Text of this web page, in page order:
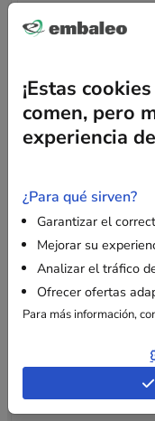
Metal
Bajo
¿Cuáles son los
¡Estas
comen, pero
experiencia
¿Para qué sirven?
Garantizar el
Mejorar su
Analizar el tráfico
Ofrecer ofertas
Para más información,